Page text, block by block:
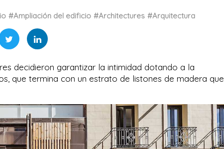
#Ampliación del edificio #Architectures #Arquitectura
decidieron garantizar la intimidad dotando a la
que termina con un estrato de listones de madera que